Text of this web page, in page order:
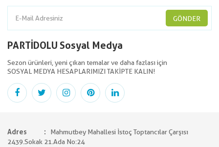
GÖNDER
PARTİDOLU Sosyal Medya
Sezon ürünleri, yeni çıkan temalar ve daha fazlası için
SOSYAL MEDYA HESAPLARIMIZI TAKİPTE KALIN!
Adres
Mahmutbey Mahallesi İstoç Toptancılar Çarşısı
2439.Sokak 21.Ada No:24